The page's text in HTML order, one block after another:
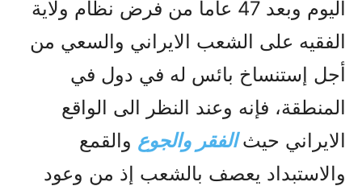
اليوم وبعد 47 عاما من فرض نظام ولاية
الفقيه على الشعب الايراني والسعي من
أجل إستنساخ بائس له في دول في
المنطقة، فإنه وعند النظر الى الواقع
الايراني حيثالفقر والجوع والقمع
والاستبداد يعصف بالشعب إذ من وعود